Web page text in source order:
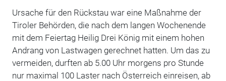
Ursache für den Rückstau war eine Maßnahme der
Tiroler Behörden, die nach dem langen Wochenende
mit dem Feiertag Heilig Drei König mit einem hohen
Andrang von Lastwagen gerechnet hatten. Um das zu
vermeiden, durften ab 5.00 Uhr morgens pro Stunde
nur maximal 100 Laster nach Österreich einreisen, ab